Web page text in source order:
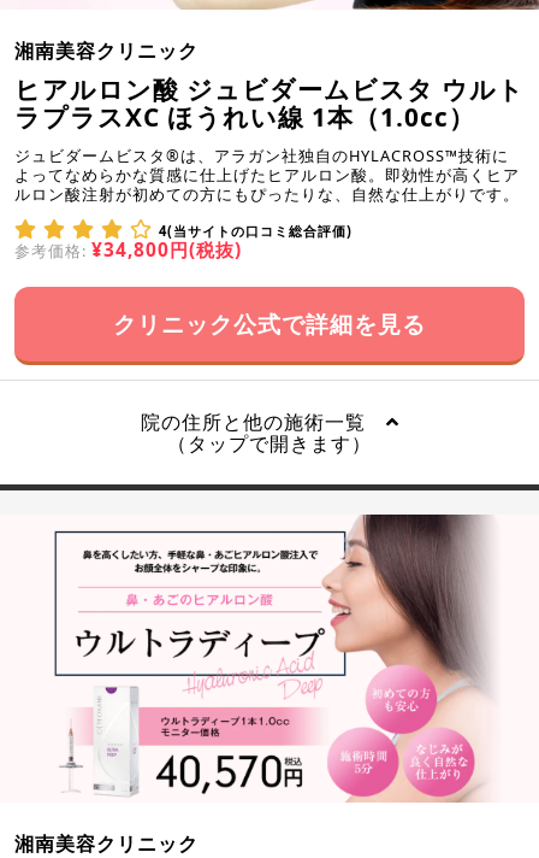
湘南美容クリニック
ヒアルロン酸 ジュビダームビスタ ウルト
ラプラスXC ほうれい線 1本（1.0cc）
ジュビダームビスタ®は、アラガン社独自のHYLACROSS™技術に
よってなめらかな質感に仕上げたヒアルロン酸。即効性が高くヒア
ルロン酸注射が初めての方にもぴったりな、自然な仕上がりです。
4(当サイトの口コミ総合評価)
参考価格: ¥34,800円(税抜)
クリニック公式で詳細を見る
院の住所と他の施術一覧
（タップで開きます）
湘南美容クリニック